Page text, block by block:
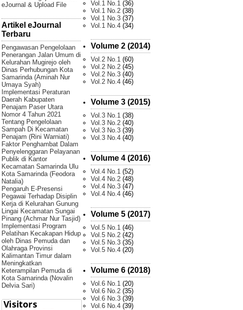
eJournal & Upload File
Artikel eJournal
Terbaru
Pengawasan Pengelolaan
Penerangan Jalan Umum di
Kelurahan Mugirejo oleh
Dinas Perhubungan Kota
Samarinda (Aminah Nur
Umaya Syah)
Implementasi Peraturan
Daerah Kabupaten
Penajam Paser Utara
Nomor 4 Tahun 2021
Tentang Pengelolaan
Sampah Di Kecamatan
Penajam (Rini Warniati)
Faktor Penghambat Dalam
Penyelenggaran Pelayanan
Publik di Kantor
Kecamatan Samarinda Ulu
Kota Samarinda (Feodora
Natalia)
Pengaruh E-Presensi
Pegawai Terhadap Disiplin
Kerja di Kelurahan Gunung
Lingai Kecamatan Sungai
Pinang (Achmar Nur Tasjid)
Implementasi Program
Pelatihan Kecakapan Hidup
oleh Dinas Pemuda dan
Olahraga Provinsi
Kalimantan Timur dalam
Meningkatkan
Keterampilan Pemuda di
Kota Samarinda (Novalin
Delvia Sari)
Vol.1 No.1 (36)
Vol.1 No.2 (38)
Vol.1 No.3 (37)
Vol.1 No.4 (34)
Volume 2 (2014)
Vol.2 No.1 (60)
Vol.2 No.2 (45)
Vol.2 No.3 (40)
Vol.2 No.4 (46)
Volume 3 (2015)
Vol.3 No.1 (38)
Vol.3 No.2 (40)
Vol.3 No.3 (39)
Vol.3 No.4 (40)
Volume 4 (2016)
Vol.4 No.1 (52)
Vol.4 No.2 (48)
Vol.4 No.3 (47)
Vol.4 No.4 (46)
Volume 5 (2017)
Vol.5 No.1 (46)
Vol.5 No.2 (42)
Vol.5 No.3 (35)
Vol.5 No.4 (20)
Volume 6 (2018)
Vol.6 No.1 (20)
Vol.6 No.2 (35)
Vol.6 No.3 (39)
Vol.6 No.4 (39)